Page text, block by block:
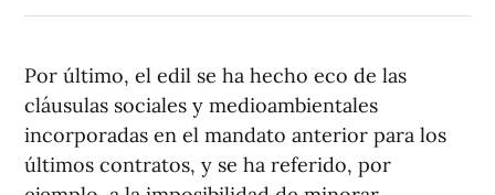
Por último, el edil se ha hecho eco de las
cláusulas sociales y medioambientales
incorporadas en el mandato anterior para los
últimos contratos, y se ha referido, por